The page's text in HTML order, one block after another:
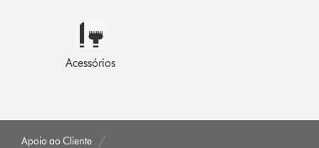
Acessórios
Apoio ao Cliente